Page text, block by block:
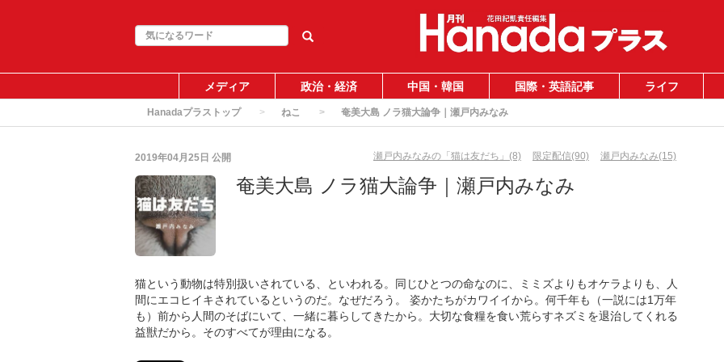
メディア 政治・経済 中国・韓国 国際・英語記事 ライフ
Hanadaプラストップ ねこ 奄美大島 ノラ猫大論争｜瀬戸内みなみ
2019年04月25日 公開 瀬戸内みなみの「猫は友だち」(8) 限定配信(90) 瀬戸内みなみ(15)
奄美大島 ノラ猫大論争｜瀬戸内みなみ
猫という動物は特別扱いされている、といわれる。同じひとつの命なのに、ミミズよりもオケラよりも、人
間にエコヒイキされているというのだ。なぜだろう。 姿かたちがカワイイから。何千年も（一説には1万年
も）前から人間のそばにいて、一緒に暮らしてきたから。大切な食糧を食い荒らすネズミを退治してくれる
益獣だから。そのすべてが理由になる。